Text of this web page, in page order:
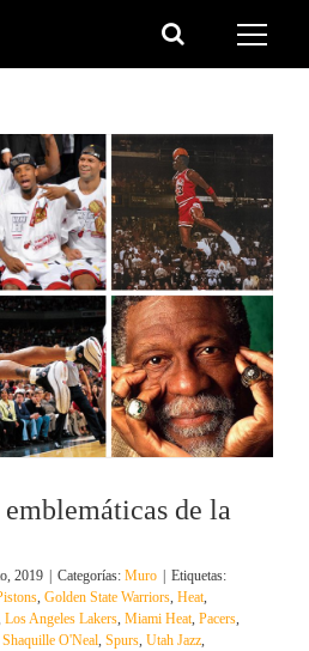
de la
2019 Categorías: Muro
Etiquetas:
, Golden State Warriors, Heat,
Los Angeles Lakers, Miami Heat, Pacers,
Shaquille O'Neal, Spurs, Utah Jazz,